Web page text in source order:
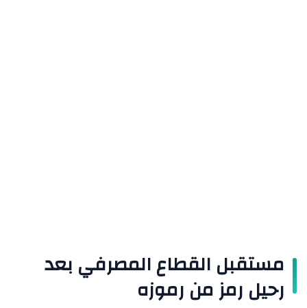
مستقبل القطاع المصرفي بعد
رحيل رمز من رموزه